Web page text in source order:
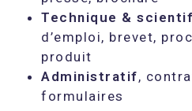
Technique &
d’emploi, brevet,
produit
Administratif,
formulaires